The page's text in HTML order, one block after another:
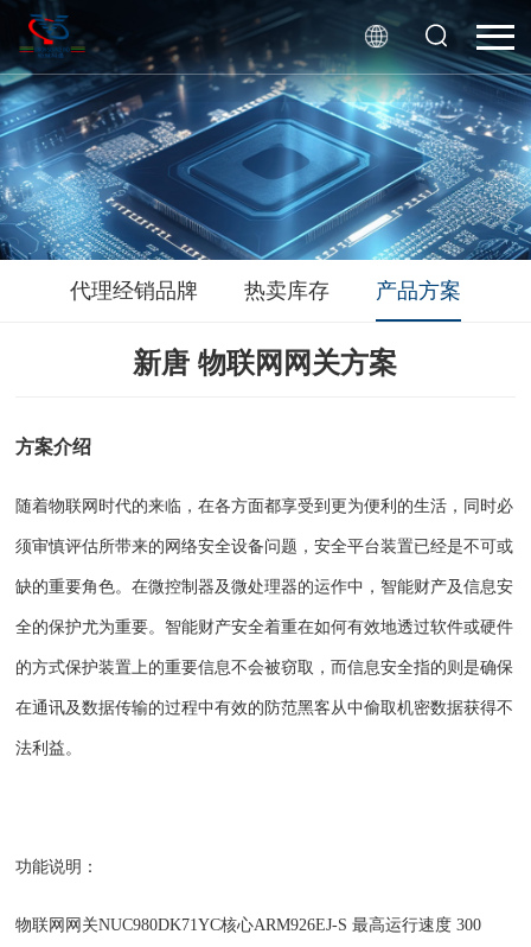
代理经销品牌 热卖库存 产品方案
新唐 物联网网关方案
方案介绍
随着物联网时代的来临，在各方面都享受到更为便利的生活，同时必
须审慎评估所带来的 网络安全设备问题，安全平台装置已经是不可或
缺的重要角色。在微控制器及微处理器的运作中，智能财产及信息安
全的保护尤为重要。智能财产安全着重在如何有效地透过软件或硬件
的方式保护装置上的重要信息不会被窃取，而信息安全指的则是确保
在通讯及数据传输的过程中有效的防范黑客从中偷取机密数据获得不
法利益。
功能说明：
物联网网关NUC980DK71YC核心ARM926EJ-S 最高运行速度 300